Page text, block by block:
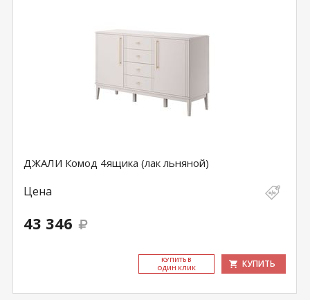
ДЖАЛИ Комод 4ящика (лак льняной)
Цена
43 346
КУ­ПИТЬ В
ОДИН КЛИК
КУПИТЬ